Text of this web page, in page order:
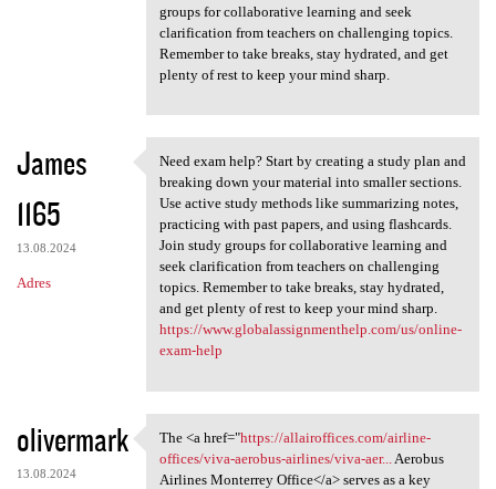
groups for collaborative learning and seek
clarification from teachers on challenging topics.
Remember to take breaks, stay hydrated, and get
plenty of rest to keep your mind sharp.
James
1165
13.08.2024
Adres
Need exam help? Start by
Need exam help? Start by creating a study plan and
breaking down your material into smaller sections.
Use active study methods like summarizing notes,
practicing with past papers, and using flashcards.
Join study groups for collaborative learning and
seek clarification from teachers on challenging
topics. Remember to take breaks, stay hydrated,
and get plenty of rest to keep your mind sharp.
https://www.globalassignmenthelp.com/us/online-
exam-help
olivermark
13.08.2024
The <a href="https:/
The <a href="https://allairoffices.com/airline-
offices/viva-aerobus-airlines/viva-aer...Aerobus
Airlines Monterrey Office</a> serves as a key